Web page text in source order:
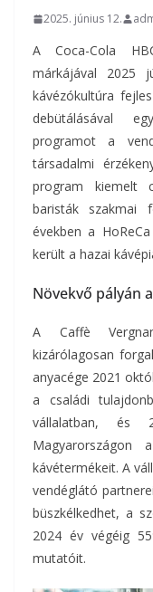
2025. június 12.
A Coca-Cola
márkájával 2025
kávézókultúra
debütálásával
programot a
társadalmi
program kiemelt
baristák szakmai
években a
került a hazai
Növekvő pályán
A Caffè
kizárólagosan
anyacége 2021
a családi
vállalatban, és
Magyarországon
kávétermékeit. A
vendéglátó
büszkélkedhet, a
2024 év végéig
mutatóit.